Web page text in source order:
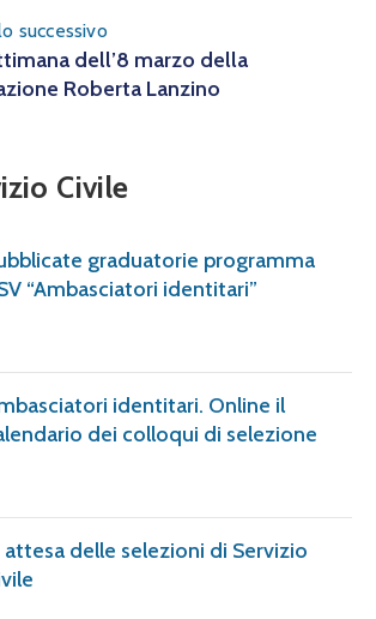
successivo
dell’8 marzo della
Roberta Lanzino
Civile
graduatorie programma
“Ambasciatori identitari”
identitari. Online il
dei colloqui di selezione
attesa delle selezioni di Servizio